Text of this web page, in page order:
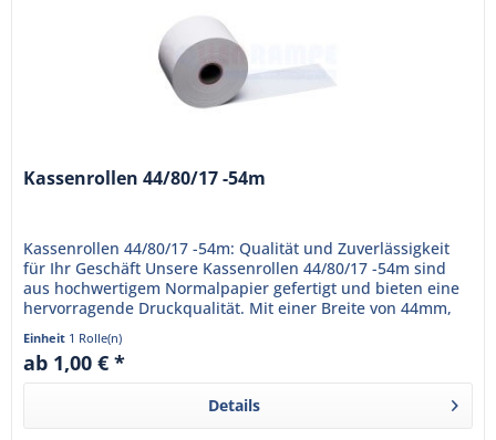
Kassenrollen 44/80/17 -54m
Kassenrollen 44/80/17 -54m: Qualität und Zuverlässigkeit
für Ihr Geschäft Unsere Kassenrollen 44/80/17 -54m sind
aus hochwertigem Normalpapier gefertigt und bieten eine
hervorragende Druckqualität. Mit einer Breite von 44mm,
einem...
Einheit 1 Rolle(n)
ab 1,00 € *
Details